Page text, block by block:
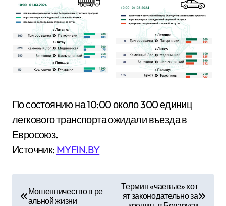
По состоянию на 10:00 около 300 единиц
легкового транспорта ожидали въезда в
Евросоюз.
Источник: MYFIN.BY
Мошенничество в ре
альной жизни
Термин «чаевые» хот
ят законодательно за